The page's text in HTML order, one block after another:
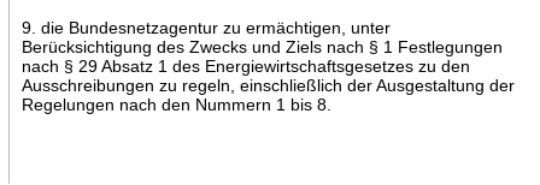
9. die Bundesnetzagentur zu ermächtigen, unter
Berücksichtigung des Zwecks und Ziels nach § 1 Festlegungen
nach § 29 Absatz 1 des Energiewirtschaftsgesetzes zu den
Ausschreibungen zu regeln, einschließlich der Ausgestaltung der
Regelungen nach den Nummern 1 bis 8.